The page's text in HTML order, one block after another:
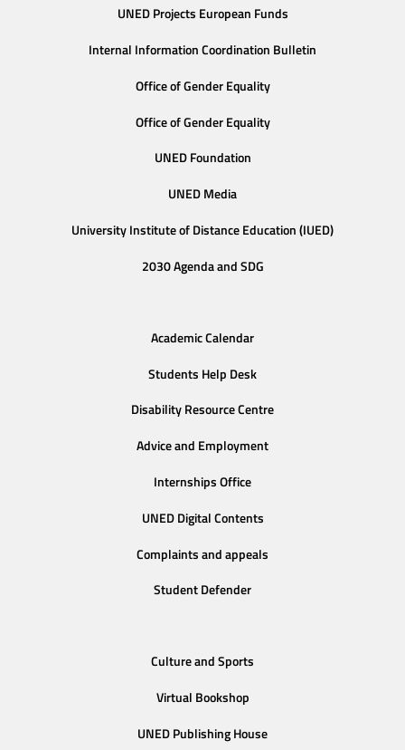
UNED Projects European Funds
Internal Information Coordination Bulletin
Office of Gender Equality
Office of Gender Equality
UNED Foundation
UNED Media
University Institute of Distance Education (IUED)
2030 Agenda and SDG
Academic Calendar
Students Help Desk
Disability Resource Centre
Advice and Employment
Internships Office
UNED Digital Contents
Complaints and appeals
Student Defender
Culture and Sports
Virtual Bookshop
UNED Publishing House